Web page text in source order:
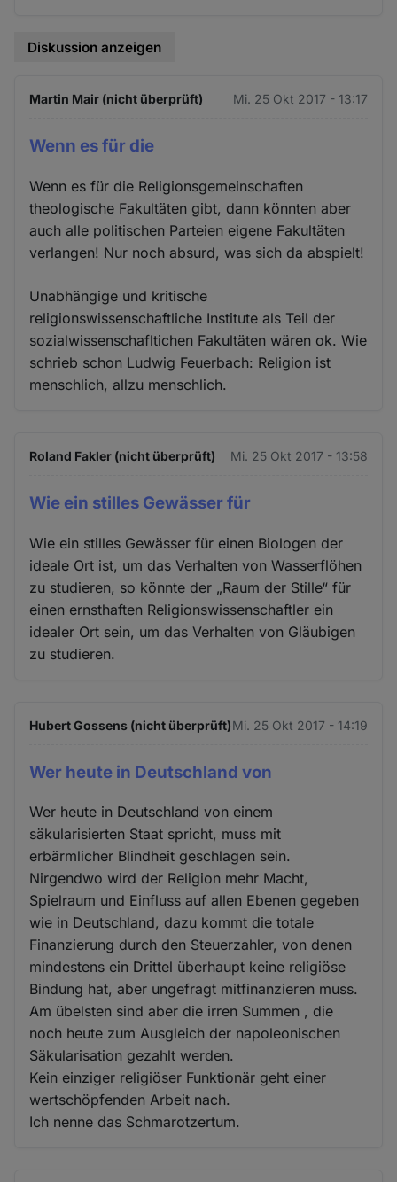
Diskussion anzeigen
Martin Mair (nicht überprüft) Mi. 25 Okt 2017 - 13:17
Wenn es für die
Wenn es für die Religionsgemeinschaften
theologische Fakultäten gibt, dann könnten aber
auch alle politischen Parteien eigene Fakultäten
verlangen! Nur noch absurd, was sich da abspielt!
Unabhängige und kritische
religionswissenschaftliche Institute als Teil der
sozialwissenschafltichen Fakultäten wären ok. Wie
schrieb schon Ludwig Feuerbach: Religion ist
menschlich, allzu menschlich.
Roland Fakler (nicht überprüft) Mi. 25 Okt 2017 - 13:58
Wie ein stilles Gewässer für
Wie ein stilles Gewässer für einen Biologen der
ideale Ort ist, um das Verhalten von Wasserflöhen
zu studieren, so könnte der „Raum der Stille“ für
einen ernsthaften Religionswissenschaftler ein
idealer Ort sein, um das Verhalten von Gläubigen
zu studieren.
Hubert Gossens (nicht überprüft)Mi. 25 Okt 2017 - 14:19
Wer heute in Deutschland von
Wer heute in Deutschland von einem
säkularisierten Staat spricht, muss mit
erbärmlicher Blindheit geschlagen sein.
Nirgendwo wird der Religion mehr Macht,
Spielraum und Einfluss auf allen Ebenen gegeben
wie in Deutschland, dazu kommt die totale
Finanzierung durch den Steuerzahler, von denen
mindestens ein Drittel überhaupt keine religiöse
Bindung hat, aber ungefragt mitfinanzieren muss.
Am übelsten sind aber die irren Summen , die
noch heute zum Ausgleich der napoleonischen
Säkularisation gezahlt werden.
Kein einziger religiöser Funktionär geht einer
wertschöpfenden Arbeit nach.
Ich nenne das Schmarotzertum.